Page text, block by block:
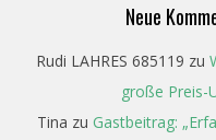
Neue
Rudi LAHRES 685119 zu
große Preis-
Tina zu Gastbeitrag: